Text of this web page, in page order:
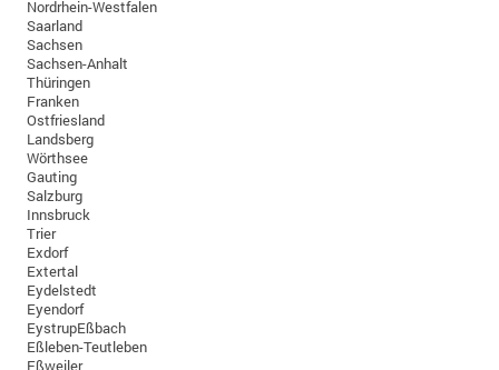
Nordrhein-Westfalen
Saarland
Sachsen
Sachsen-Anhalt
Thüringen
Franken
Ostfriesland
Landsberg
Wörthsee
Gauting
Salzburg
Innsbruck
Trier
Exdorf
Extertal
Eydelstedt
Eyendorf
EystrupEßbach
Eßleben-Teutleben
Eßweiler